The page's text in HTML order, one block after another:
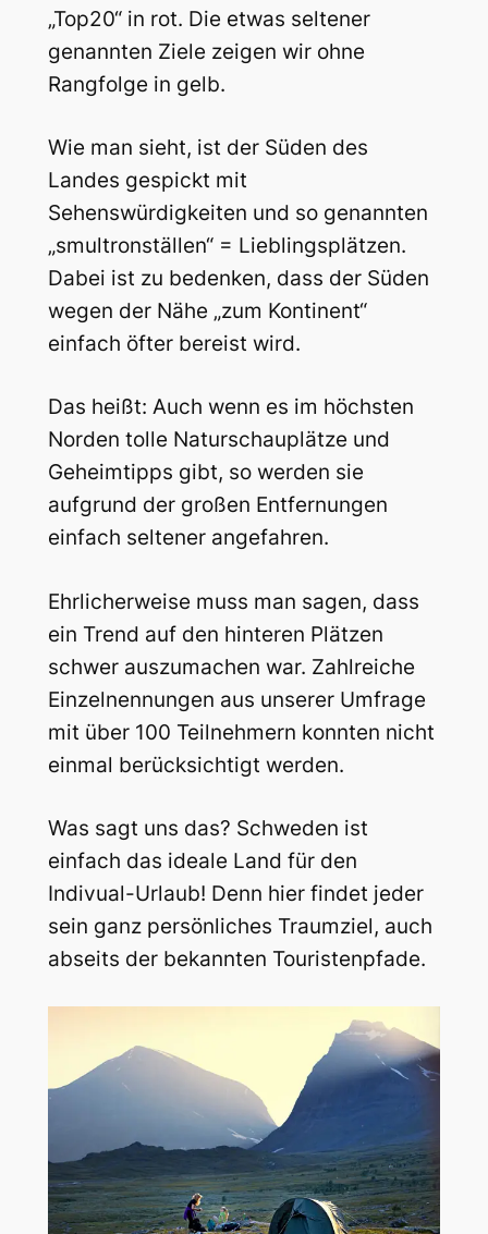
„Top20“ in rot. Die etwas seltener
genannten Ziele zeigen wir ohne
Rangfolge in gelb.
Wie man sieht, ist der Süden des
Landes gespickt mit
Sehenswürdigkeiten und so genannten
„smultronställen“ = Lieblingsplätzen.
Dabei ist zu bedenken, dass der Süden
wegen der Nähe „zum Kontinent“
einfach öfter bereist wird.
Das heißt: Auch wenn es im höchsten
Norden tolle Naturschauplätze und
Geheimtipps gibt, so werden sie
aufgrund der großen Entfernungen
einfach seltener angefahren.
Ehrlicherweise muss man sagen, dass
ein Trend auf den hinteren Plätzen
schwer auszumachen war. Zahlreiche
Einzelnennungen aus unserer Umfrage
mit über 100 Teilnehmern konnten nicht
einmal berücksichtigt werden.
Was sagt uns das? Schweden ist
einfach das ideale Land für den
Indivual-Urlaub! Denn hier findet jeder
sein ganz persönliches Traumziel, auch
abseits der bekannten Touristenpfade.